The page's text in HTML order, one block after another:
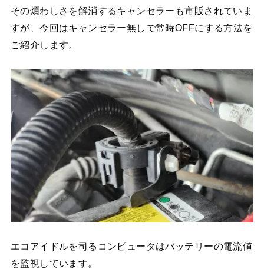
その煩わしさを解消するキャンセラーも市販されていま
すが、今回はキャンセラー無しで常時OFFにする方法を
ご紹介します。
エコアイドルを司るコンピュータはバッテリーの電流値
を監視しています。